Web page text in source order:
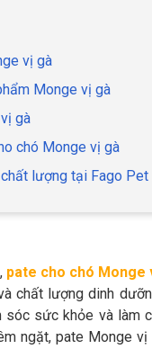
vị gà
Monge vị gà
gà
chó Monge vị gà
lượng tại Fago Pet
pate cho chó Monge
chất lượng dinh
sức khỏe và làm
ngặt, pate Monge